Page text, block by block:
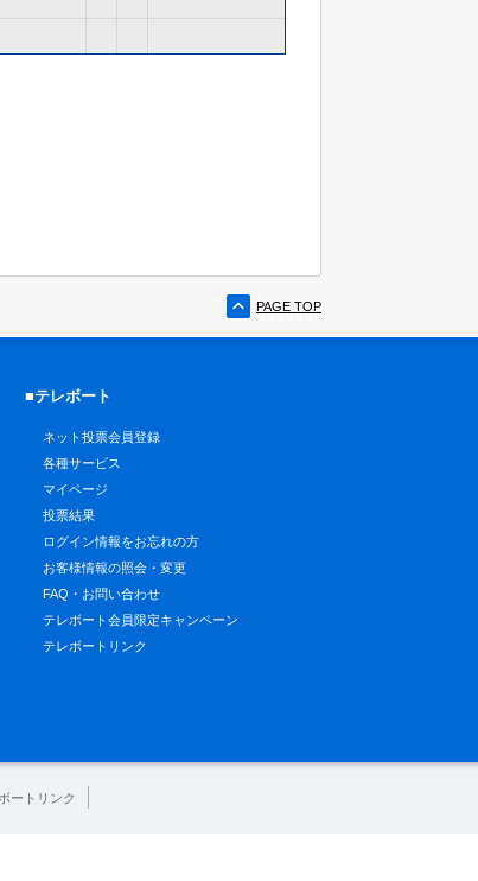
PAGE TOP
■テレボート
ネット投票会員登録
各種サービス
マイページ
投票結果
ログイン情報をお忘れの方
お客様情報の照会・変更
FAQ・お問い合わせ
テレボート会員限定キャンペーン
テレボートリンク
ートリンク